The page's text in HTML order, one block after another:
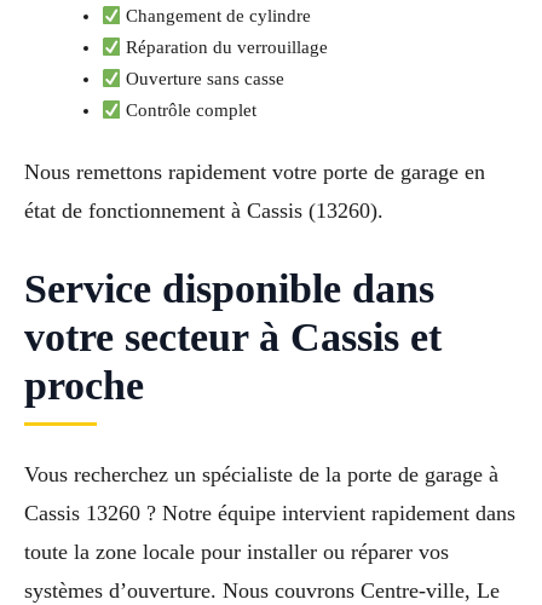
Changement de cylindre
Réparation du verrouillage
Ouverture sans casse
Contrôle complet
Nous remettons rapidement votre porte de garage en
état de fonctionnement à Cassis (13260).
Service disponible dans
votre secteur à Cassis et
proche
Vous recherchez un spécialiste de la porte de garage à
Cassis 13260 ? Notre équipe intervient rapidement dans
toute la zone locale pour installer ou réparer vos
systèmes d’ouverture. Nous couvrons Centre-ville, Le